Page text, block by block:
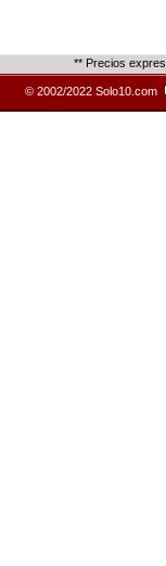
** Precios
© 2002/2022 Solo10.com